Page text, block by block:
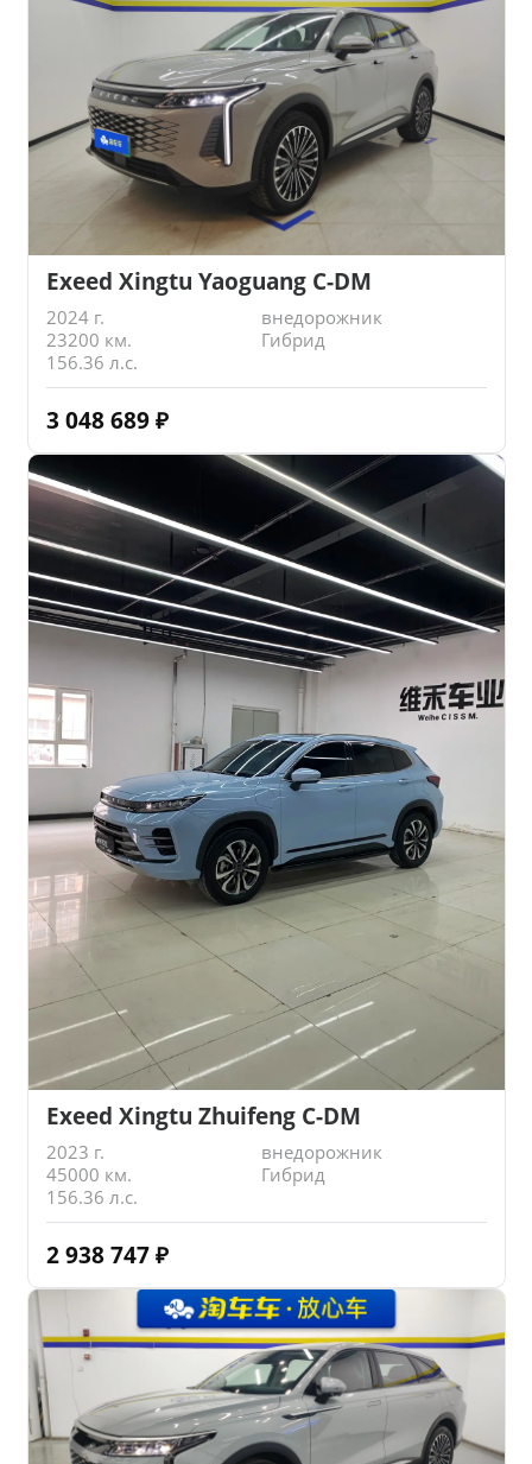
Exeed Xingtu Yaoguang C-DM
2024 г.
внедорожник
23200 км.
Гибрид
156.36 л.с.
3 048 689 ₽
Exeed Xingtu Zhuifeng C-DM
2023 г.
внедорожник
45000 км.
Гибрид
156.36 л.с.
2 938 747 ₽